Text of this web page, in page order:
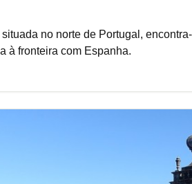
no norte de Portugal,
à fronteira com Espanha.